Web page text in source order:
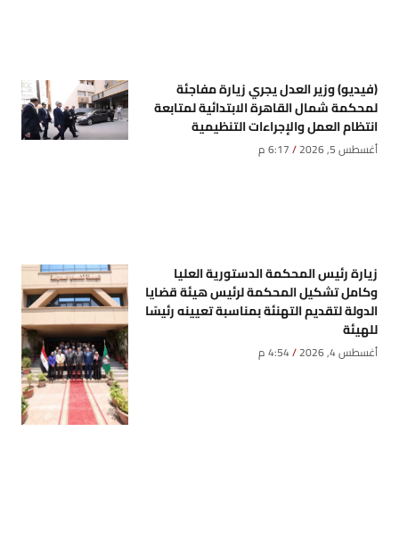
(فيديو) وزير العدل يجري زيارة مفاجئة
لمحكمة شمال القاهرة الابتدائية لمتابعة
انتظام العمل والإجراءات التنظيمية
أغسطس 5, 2026
زيارة رئيس المحكمة الدستورية العليا
وكامل تشكيل المحكمة لرئيس هيئة قضايا
الدولة لتقديم التهنئة بمناسبة تعيينه رئيسًا
للهيئة
أغسطس 4, 2026